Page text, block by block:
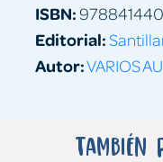
ISBN:
Editorial:
Autor:VARIOS